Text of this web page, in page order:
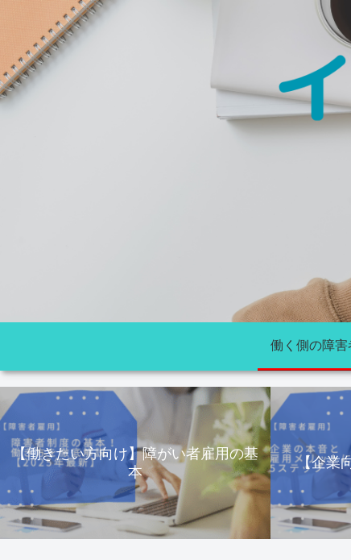
働く側の障害
【働きたい方向け】障がい者雇用の基
本
【企業